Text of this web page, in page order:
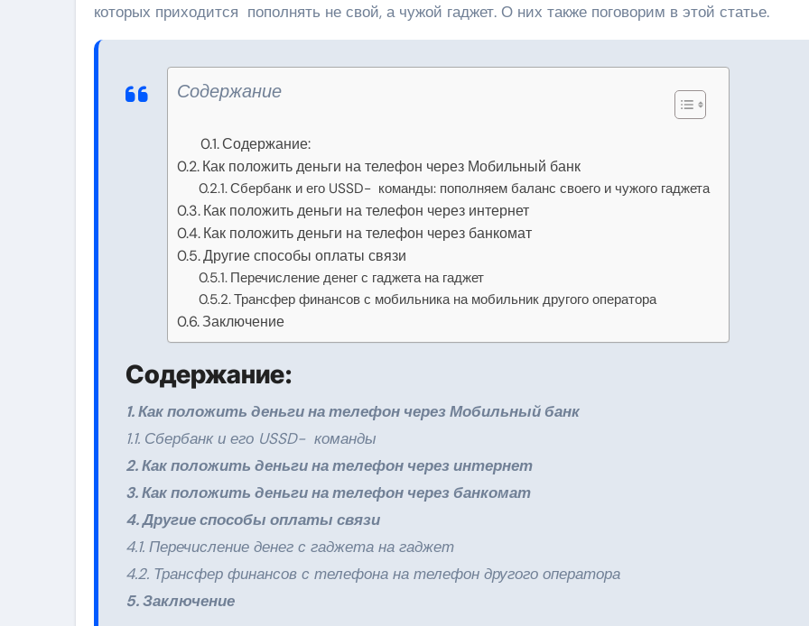
которых приходится пополнять не свой, а чужой гаджет. О них также поговорим в этой статье.
Содержание
Содержание:
Как положить деньги на телефон через Мобильный банк
Сбербанк и его USSD- команды: пополняем баланс своего и чужого гаджета
Как положить деньги на телефон через интернет
Как положить деньги на телефон через банкомат
Другие способы оплаты связи
Перечисление денег с гаджета на гаджет
Трансфер финансов с мобильника на мобильник другого оператора
Заключение
Содержание:
1. Как положить деньги на телефон через Мобильный банк
1.1. Сбербанк и его USSD- команды
2. Как положить деньги на телефон через интернет
3. Как положить деньги на телефон через банкомат
4. Другие способы оплаты связи
4.1. Перечисление денег с гаджета на гаджет
4.2. Трансфер финансов с телефона на телефон другого оператора
5. Заключение